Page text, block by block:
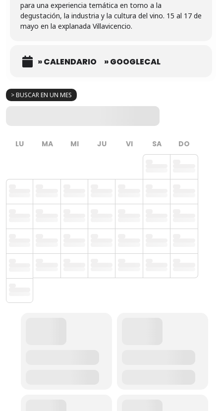
> BUSCAR EN UN MES
LU MA MI JU VI SA DO
para una experiencia temática en torno a la
degustación, la industria y la cultura del vino. 15 al 17 de
mayo en la explanada Villavicencio.
» CALENDARIO » GOOGLECAL